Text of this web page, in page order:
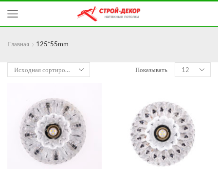
Главная 125*55mm
Показывать